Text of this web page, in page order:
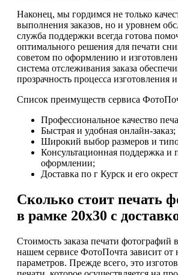
Наконец, мы гордимся не только
выполнения заказов, но и уровнем
служба поддержки всегда готова
оптимального решения для печати
советом по оформлению и
система отслеживания заказа
прозрачность процесса изготовления
Список преимуществ сервиса
Профессиональное качество
Быстрая и удобная онлайн-заказ;
Широкий выбор размеров и
Консультационная поддержка и
оформлении;
Доставка по г Курск и его
Сколько стоит печать
в рамке 20х30 с
Стоимость заказа печати фотографий
нашем сервисе ФотоПочта зависит от
параметров. Прежде всего, это